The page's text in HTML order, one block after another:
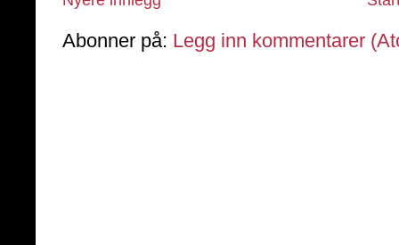
Abonner på: Legg inn kommentarer